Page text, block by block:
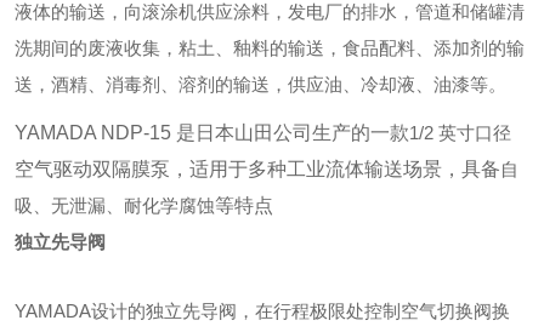
液体的输送，向滚涂机供应涂料，发电厂的排水，管道和储罐清
洗期间的废液收集，粘土、釉料的输送，食品配料、添加剂的输
送，酒精、消毒剂、溶剂的输送，供应油、冷却液、油漆等。
YAMADA NDP-15 是日本山田公司生产的一款1/2 英寸口径
空气驱动双隔膜泵，适用于多种工业流体输送场景，具备自
吸、无泄漏、耐化学腐蚀等特点
独立先导阀
YAMADA设计的独立先导阀，在行程极限处控制空气切换阀换